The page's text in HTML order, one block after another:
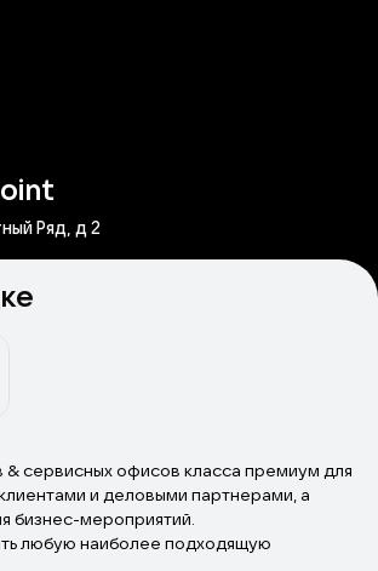
Ряд, д 2
& сервисных офисов класса премиум для
и деловыми партнерами, а
бизнес-мероприятий.
любую наиболее подходящую